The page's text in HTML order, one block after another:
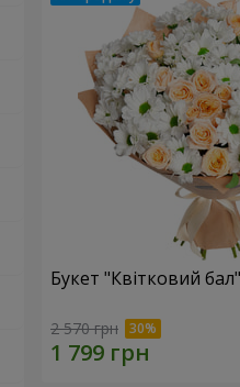
Букет "Квітковий бал"
2 570 грн